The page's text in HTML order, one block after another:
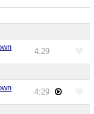
4:29
4:29